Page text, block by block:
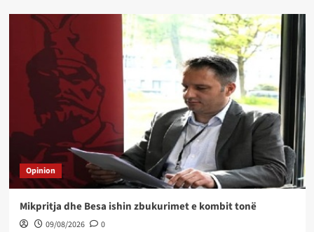
Opinion
Mikpritja dhe Besa ishin zbukurimet e kombit tonë
09/08/2026 0